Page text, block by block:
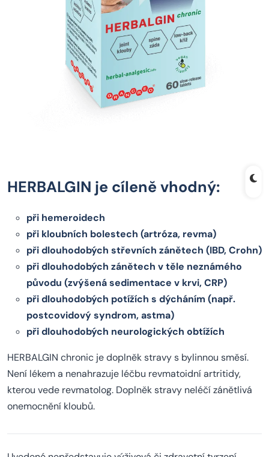
HERBALGIN je cíleně vhodný:
při hemeroidech
při kloubních bolestech (artróza, revma)
při dlouhodobých střevních zánětech (IBD, Crohn)
při dlouhodobých zánětech v těle neznámého
původu (zvýšená sedimentace v krvi, CRP)
při dlouhodobých potížích s dýcháním (např.
postcovidový syndrom, astma)
při dlouhodobých neurologických obtížích
HERBALGIN chronic je doplněk stravy s bylinnou směsí.
Není lékem a nenahrazuje léčbu revmatoidní artritidy,
kterou vede revmatolog. Doplněk stravy neléčí zánětlivá
onemocnění kloubů.